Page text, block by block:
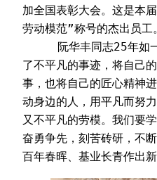
加全国表彰大会。这是本
劳动模范”称号的杰出员工。
了不平凡的事迹，将自己
事，也将自己的匠心精神
动身边的人，用平凡而努
又不平凡的劳模。我们要
奋勇争先，刻苦砖研，不
百年春晖、基业长青作出新